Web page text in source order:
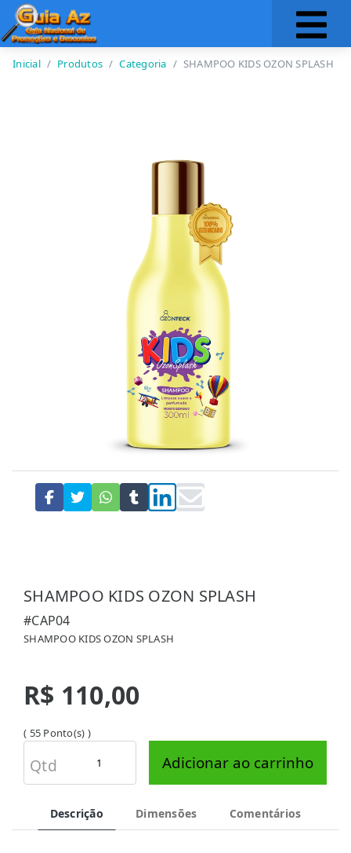
Inicial Produtos Categoria SHAMPOO KIDS OZON SPLASH
SHAMPOO KIDS OZON SPLASH
#CAP04
SHAMPOO KIDS OZON SPLASH
R$ 110,00
( 55 Ponto(s) )
Qtd Adicionar ao carrinho
Descrição Dimensões Comentários